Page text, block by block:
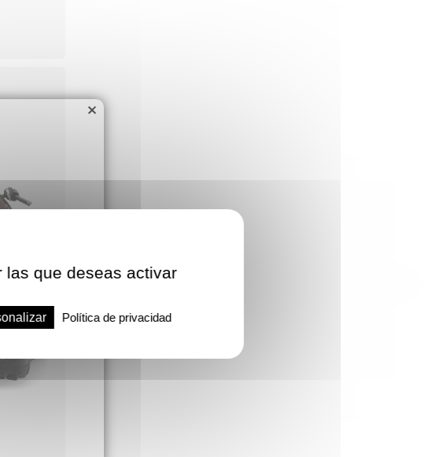
×
las que deseas activar
Política de privacidad